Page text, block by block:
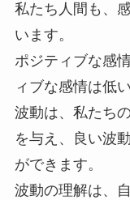
私たち人間も、
います。
ポジティブな感
ィブな感情は低
波動は、私たち
を与え、良い波
ができます。
波動の理解は、